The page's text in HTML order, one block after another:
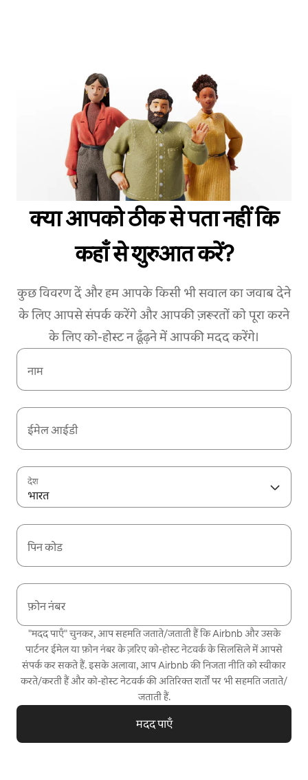
क्या आपको ठीक से पता नहीं कि
कहाँ से शुरुआत करें?
कुछ विवरण दें और हम आपके किसी भी सवाल का जवाब देने
के लिए आपसे संपर्क करेंगे और आपकी ज़रूरतों को पूरा करने
के लिए को-होस्ट न ढूँढ़ने में आपकी मदद करेंगे।
नाम
ईमेल आईडी
देश
भारत
पिन कोड
फ़ोन नंबर
"मदद पाएँ" चुनकर, आप सहमति जताते/जताती हैं कि Airbnb और उसके
पार्टनर ईमेल या फ़ोन नंबर के ज़रिए को-होस्ट नेटवर्क के सिलसिले में आपसे
संपर्क कर सकते हैं. इसके अलावा, आप Airbnb कीनिजता नीतिको स्वीकार
करते/करती हैं औरको-होस्ट नेटवर्क की अतिरिक्त शर्तोंपर भी सहमति जताते/
जताती हैं.
मदद पाएँ